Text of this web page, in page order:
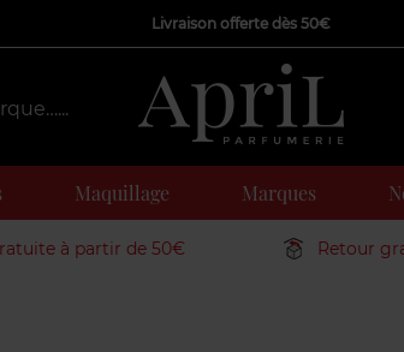
Livraison offerte dès 50€
Maquillage Marques
à partir de 50€ Retour